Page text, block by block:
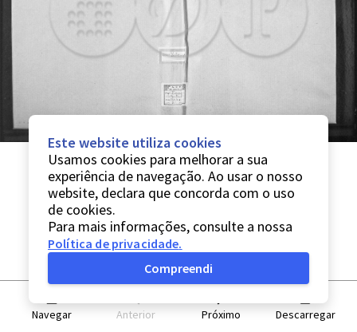
Navegar Anterior Próximo Descarregar
Este website utiliza cookies
Usamos cookies para melhorar a sua
experiência de navegação. Ao usar o nosso
website, declara que concorda com o uso
de cookies.
Para mais informações, consulte a nossa
Política de privacidade.
Compreendi